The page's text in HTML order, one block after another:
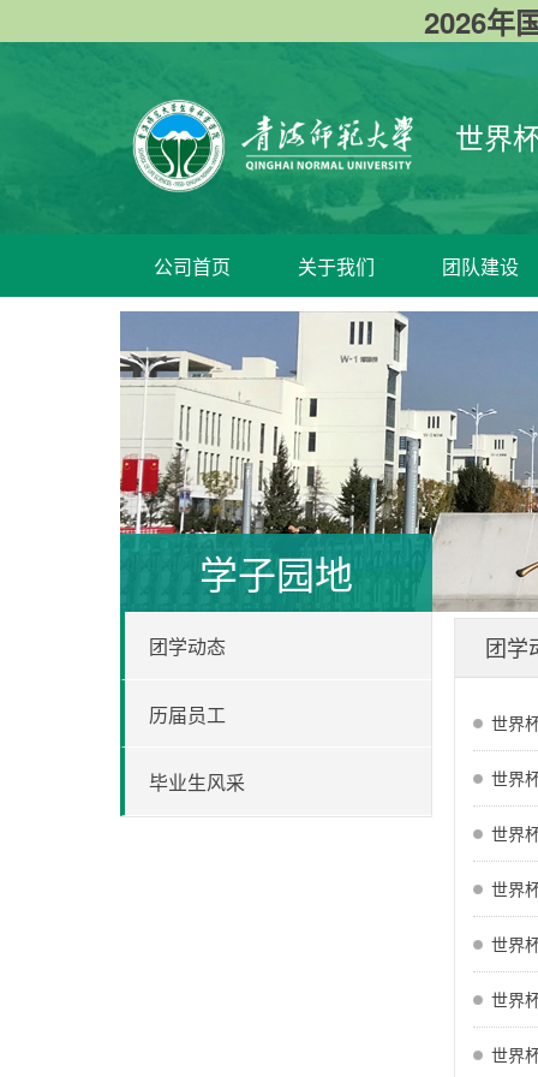
2026年
世界
公司首页 关于我们 团队建设
学子园地
团学动态
历届员工
毕业生风采
团学
世界
世界
世界
世界
世界
世界
世界